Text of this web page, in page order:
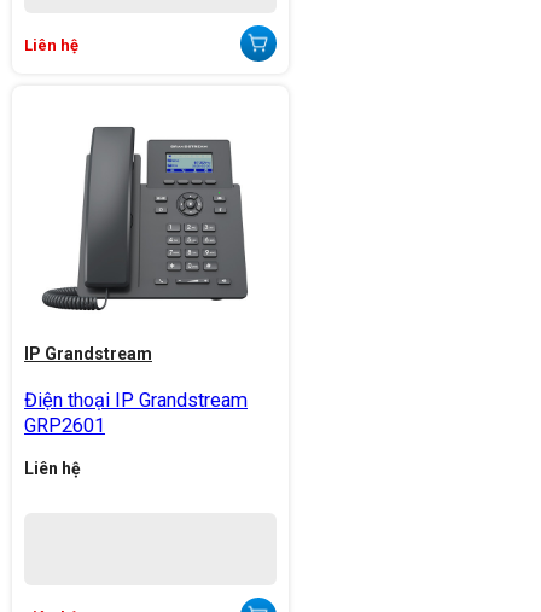
Liên hệ
IP Grandstream
Điện thoại IP Grandstream
GRP2601
Liên hệ